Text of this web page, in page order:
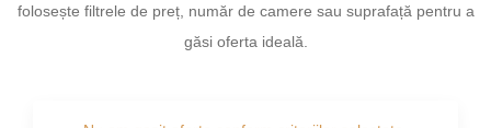
folosește filtrele de preț, număr de camere sau suprafață pentru a
găsi oferta ideală.